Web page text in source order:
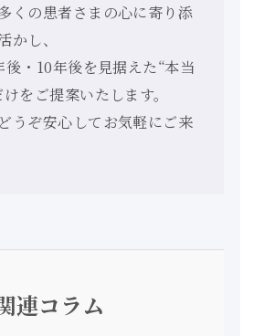
くの患者さまの心に寄り添
かし、
・10年後を見据えた“本当
をご提案いたします。
うぞ安心してお気軽にご来
連コラム